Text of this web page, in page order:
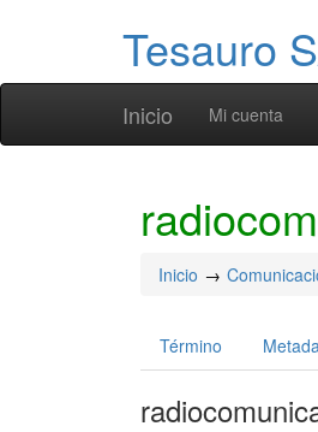
Tesauro
Inicio Mi cuenta
Inicio
Término